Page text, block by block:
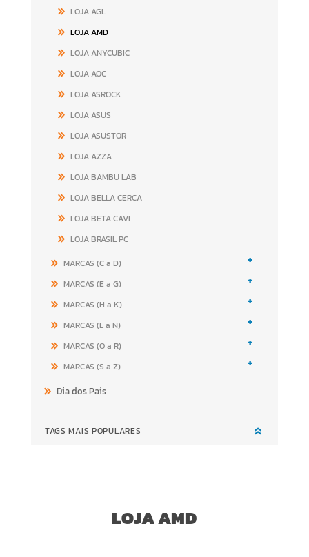
LOJA AGL
LOJA AMD
LOJA ANYCUBIC
LOJA AOC
LOJA ASROCK
LOJA ASUS
LOJA ASUSTOR
LOJA AZZA
LOJA BAMBU LAB
LOJA BELLA CERCA
LOJA BETA CAVI
LOJA BRASIL PC
MARCAS (C a D)
+
MARCAS (E a G) +
MARCAS (H a K) +
MARCAS (L a N) +
MARCAS (O a R) +
MARCAS (S a Z) +
Dia dos Pais
TAGS MAIS POPULARES
LOJA AMD